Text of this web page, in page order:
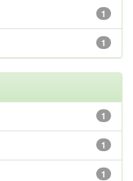
1
1
1
1
1